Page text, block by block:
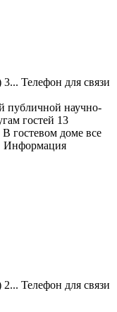
3... Телефон для связи
публичной научно-
гостей 13
гостевом доме все
Информация
2... Телефон для связи